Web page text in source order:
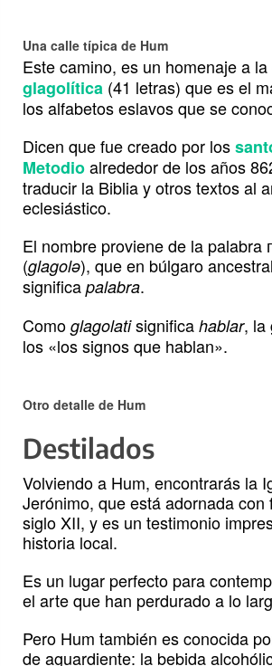
Una calle típica de Hum
Este camino, es un homenaje a la
glagolítica (41 letras) que es el
los alfabetos eslavos que se
Dicen que fue creado por los
Metodioalrededor de los años
traducir la Biblia y otros textos al
eclesiástico.
El nombre proviene de la palabra
(glagolə), que en búlgaro ancestral
significa palabra.
Como glagolatisignifica hablar, la
los «los signos que hablan».
Otro detalle de Hum
Destilados
Volviendo a Hum, encontrarás la
Jerónimo, que está adornada con
siglo XII, y es un testimonio
historia local.
Es un lugar perfecto para
el arte que han perdurado a lo
Pero Hum también es conocida
de aguardiente: la bebida